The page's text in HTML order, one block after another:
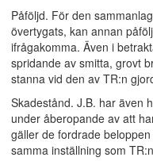
Påföljd. För den
övertygats, kan annan
ifrågakomma. Även i
spridande av smitta, grovt
stanna vid den av TR:n
Skadestånd. J.B. har även
under åberopande av att
gäller de fordrade
samma inställning som